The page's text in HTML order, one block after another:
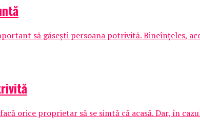
să găsești persoana potrivită. Bineînțeles,
orice proprietar să se simtă că acasă. Dar, în